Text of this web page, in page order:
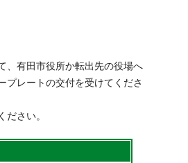
、有田市役所か転出先の役場へ
プレートの交付を受けてくださ
さい。